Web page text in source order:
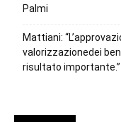
Palmi
Mattiani:
valorizzazionedei
risultato importante.”